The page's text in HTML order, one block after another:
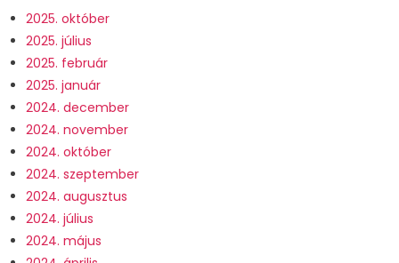
2025. október
2025. július
2025. február
2025. január
2024. december
2024. november
2024. október
2024. szeptember
2024. augusztus
2024. július
2024. május